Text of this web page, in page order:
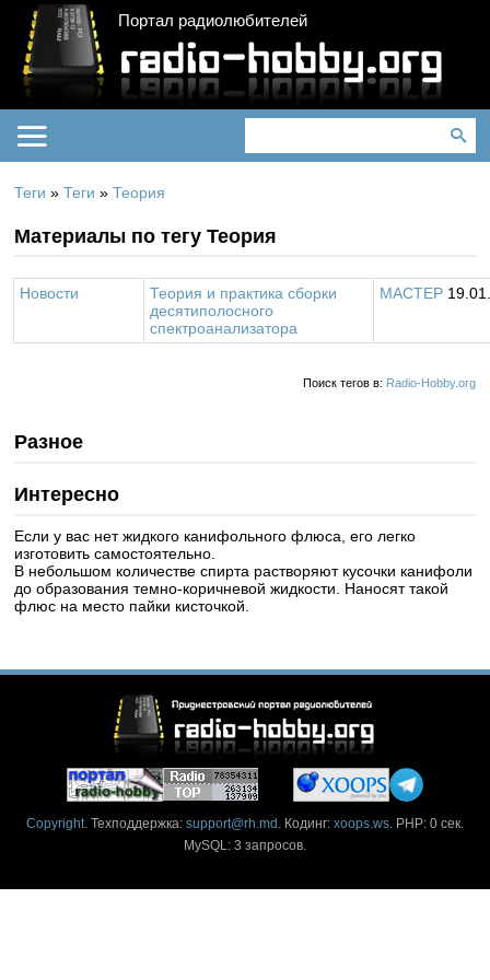
Портал радиолюбителей
Теги »Теги »Теория
Материалы по тегу Теория
Новости
Теория и практика сборки
десятиполосного
спектроанализатора
MACTEP
Поиск тегов в: Radio-Hobby.org
Разное
Интересно
Если у вас нет жидкого канифольного флюса, его легко
изготовить самостоятельно.
В небольшом количестве спирта растворяют кусочки канифоли
до образования темно-коричневой жидкости. Наносят такой
флюс на место пайки кисточкой.
Copyright. Техподдержка: support@rh.md . Кодинг: xoops.ws. PHP: 0 сек.
MySQL: 3 запросов.